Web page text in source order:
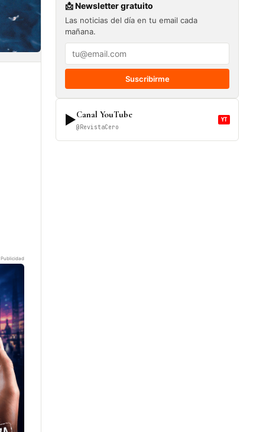
Publicidad
📩 Newsletter gratuito
Las noticias del día en tu email cada
mañana.
Suscribirme
▶Canal YouTube
@RevistaCero
YT